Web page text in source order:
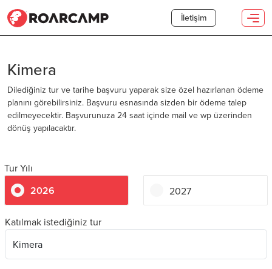
İletişim
Kimera
Dilediğiniz tur ve tarihe başvuru yaparak size özel hazırlanan ödeme
planını görebilirsiniz. Başvuru esnasında sizden bir ödeme talep
edilmeyecektir. Başvurunuza 24 saat içinde mail ve wp üzerinden
dönüş yapılacaktır.
Tur Yılı
2026 2027
Katılmak istediğiniz tur